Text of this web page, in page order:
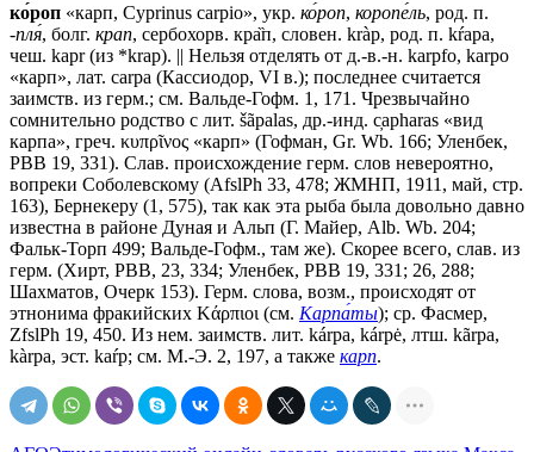
ко́роп «карп, Cyprinus саrрiо», укр. ко́роп, коропе́ль, род. п.
-пля́, болг. крап, сербохорв. кра̏п, словен. kràp, род. п. kŕара,
чеш. kарr (из *krар). || Нельзя отделять от д.-в.-н. kаrрfо, kаrро
«карп», лат. саrра (Кассиодор, VI в.); последнее считается
заимств. из герм.; см. Вальде-Гофм. 1, 171. Чрезвычайно
сомнительно родство с лит. šãраlаs, др.-инд. c̦арhаrаs «вид
карпа», греч. κυπρῖνος «карп» (Гофман, Gr. Wb. 166; Уленбек,
РВВ 19, 331). Слав. происхождение герм. слов невероятно,
вопреки Соболевскому (AfslPh 33, 478; ЖМНП, 1911, май, стр.
163), Бернекеру (1, 575), так как эта рыба была довольно давно
известна в районе Дуная и Альп (Г. Майер, Alb. Wb. 204;
Фальк-Торп 499; Вальде-Гофм., там же). Скорее всего, слав. из
герм. (Хирт, РВВ, 23, 334; Уленбек, РВВ 19, 331; 26, 288;
Шахматов, Очерк 153). Герм. слова, возм., происходят от
этнонима фракийских Κάρπιοι (см. Карпа́ты); ср. Фасмер,
ZfslPh 19, 450. Из нем. заимств. лит. kárpa, kárpė, лтш. kãrpa,
kàrpa, эст. kаŕр; см. М.-Э. 2, 197, а также карп.